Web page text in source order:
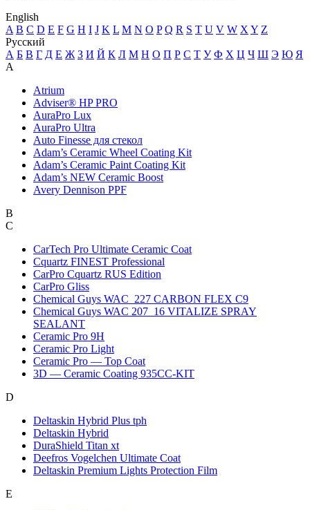
English
A B C D E F G H I J K L M N O P Q R S T U V W X Y Z
Русский
А Б В Г Д Е Ж З И Й К Л М Н О П Р С Т У Ф Х Ц Ч Ш Э Ю Я
A
Atrium
Adviser® HP PRO
AuraPro Lux
AuraPro Ultra
Auto Finesse для стекол
Adam’s Ceramic Wheel Coating Kit
Adam’s Ceramic Paint Coating Kit
Adam’s NEW Ceramic Boost
Avery Dennison PPF
B
C
CarTech Pro Ultimate Ceramic Coat
Cquartz FINEST Professional
CarPro Cquartz RUS Edition
CarPro Gliss
Chemical Guys WAC_227 CARBON FLEX C9
Chemical Guys WAC 207_16 VITALIZE SPRAY
SEALANT
Ceramic Pro 9H
Ceramic Pro Light
Ceramic Pro — Top Coat
3D — Ceramic Coating 935CC-KIT
D
Deltaskin Hybrid Plus tph
Deltaskin Hybrid
DuraShield Titan xt
Deefros Vogelchen Ultimate Coat
Deltaskin Premium Lights Protection Film
E